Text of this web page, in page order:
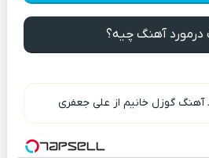
درمورد آهنگ چیه؟
آهنگ گوزل خانیم از علی جعفری